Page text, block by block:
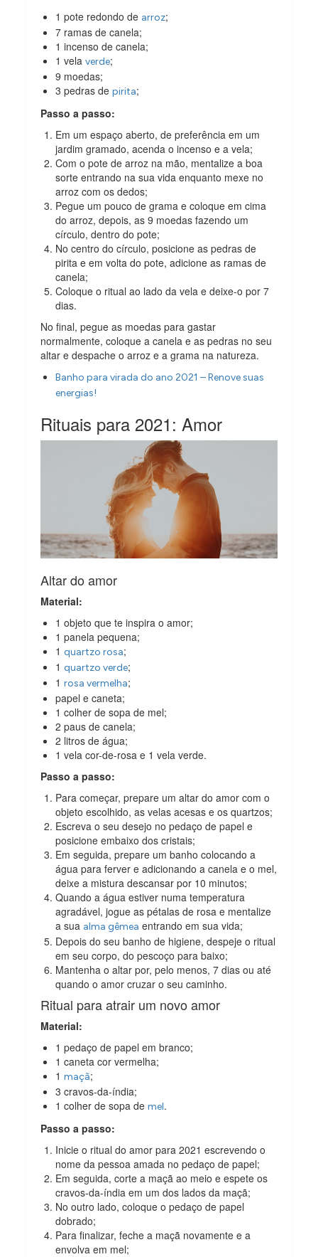
1 pote redondo de arroz;
7 ramas de canela;
1 incenso de canela;
1 velaverde;
9 moedas;
3 pedras depirita;
Passo a passo:
Em um espaço aberto, de preferência em um
jardim gramado, acenda o incenso e a vela;
Com o pote de arroz na mão, mentalize a boa
sorte entrando na sua vida enquanto mexe no
arroz com os dedos;
Pegue um pouco de grama e coloque em cima
do arroz, depois, as 9 moedas fazendo um
círculo, dentro do pote;
No centro do círculo, posicione as pedras de
pirita e em volta do pote, adicione as ramas de
canela;
Coloque o ritual ao lado da vela e deixe-o por 7
dias.
No final, pegue as moedas para gastar
normalmente, coloque a canela e as pedras no seu
altar e despache o arroz e a grama na natureza.
Banho para virada do ano 2021 – Renove suas
energias!
Rituais para 2021: Amor
Altar do amor
Material:
1 objeto que te inspira o amor;
1 panela pequena;
1quartzo rosa;
1quartzo verde;
1rosa vermelha;
papel e caneta;
1 colher de sopa de mel;
2 paus de canela;
2 litros de água;
1 vela cor-de-rosa e 1 vela verde.
Passo a passo:
Para começar, prepare um altar do amor com o
objeto escolhido, as velas acesas e os quartzos;
Escreva o seu desejo no pedaço de papel e
posicione embaixo dos cristais;
Em seguida, prepare um banho colocando a
água para ferver e adicionando a canela e o mel,
deixe a mistura descansar por 10 minutos;
Quando a água estiver numa temperatura
agradável, jogue as pétalas de rosa e mentalize
a sua alma gêmea entrando em sua vida;
Depois do seu banho de higiene, despeje o ritual
em seu corpo, do pescoço para baixo;
Mantenha o altar por, pelo menos, 7 dias ou até
quando o amor cruzar o seu caminho.
Ritual para atrair um novo amor
Material:
1 pedaço de papel em branco;
1 caneta cor vermelha;
1maçã;
3 cravos-da-índia;
1 colher de sopa demel.
Passo a passo:
Inicie o ritual do amor para 2021 escrevendo o
nome da pessoa amada no pedaço de papel;
Em seguida, corte a maçã ao meio e espete os
cravos-da-índia em um dos lados da maçã;
No outro lado, coloque o pedaço de papel
dobrado;
Para finalizar, feche a maçã novamente e a
envolva em mel;